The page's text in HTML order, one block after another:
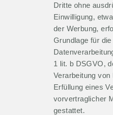
Dritte ohne
Einwilligung,
der Werbung,
Grundlage für die
1 lit. b DSGVO,
Verarbeitung von
Erfüllung eines
vorvertraglicher
gestattet.